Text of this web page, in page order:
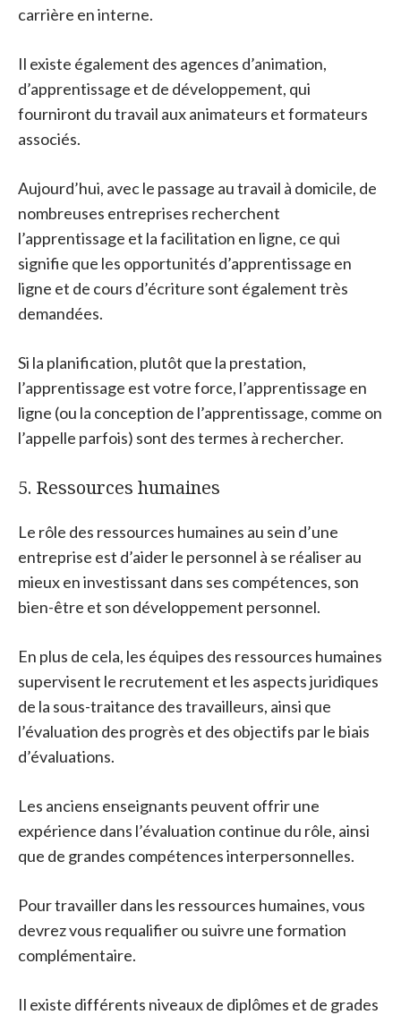
carrière en interne.
Il existe également des agences d’animation,
d’apprentissage et de développement, qui
fourniront du travail aux animateurs et formateurs
associés.
Aujourd’hui, avec le passage au travail à domicile, de
nombreuses entreprises recherchent
l’apprentissage et la facilitation en ligne, ce qui
signifie que les opportunités d’apprentissage en
ligne et de cours d’écriture sont également très
demandées.
Si la planification, plutôt que la prestation,
l’apprentissage est votre force, l’apprentissage en
ligne (ou la conception de l’apprentissage, comme on
l’appelle parfois) sont des termes à rechercher.
5. Ressources humaines
Le rôle des ressources humaines au sein d’une
entreprise est d’aider le personnel à se réaliser au
mieux en investissant dans ses compétences, son
bien-être et son développement personnel.
En plus de cela, les équipes des ressources humaines
supervisent le recrutement et les aspects juridiques
de la sous-traitance des travailleurs, ainsi que
l’évaluation des progrès et des objectifs par le biais
d’évaluations.
Les anciens enseignants peuvent offrir une
expérience dans l’évaluation continue du rôle, ainsi
que de grandes compétences interpersonnelles.
Pour travailler dans les ressources humaines, vous
devrez vous requalifier ou suivre une formation
complémentaire.
Il existe différents niveaux de diplômes et de grades